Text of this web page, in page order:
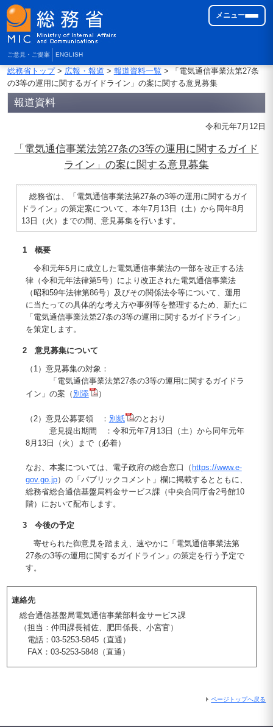
ご意見・ご提案 ENGLISH
メニュー
総務省トップ> 広報・報道 > 報道資料一覧> 「電気通信事業法第27条
の3等の運用に関するガイドライン」の案に関する意見募集
報道資料
令和元年7月12日
「電気通信事業法第27条の3等の運用に関するガイド
ライン」の案に関する意見募集
総務省は、「電気通信事業法第27条の3等の運用に関するガイ
ドライン」の策定案について、本年7月13日（土）から同年8月
13日（火）までの間、意見募集を行います。
1 概要
令和元年5月に成立した電気通信事業法の一部を改正する法
律（令和元年法律第5号）により改正された電気通信事業法
（昭和59年法律第86号）及びその関係法令等について、運用
に当たっての具体的な考え方や事例等を整理するため、新たに
「電気通信事業法第27条の3等の運用に関するガイドライン」
を策定します。
2 意見募集について
（1）意見募集の対象：
「電気通信事業法第27条の3等の運用に関するガイドラ
イン」の案（ 別添 ）
（2）意見公募要領 ： 別紙
のとおり
意見提出期間 ：令和元年7月13日（土）から同年元年
8月13日（火）まで（必着）
なお、本案については、電子政府の総合窓口（ https://www.e-
gov.go.jp）の「パブリックコメント」欄に掲載するとともに、
総務省総合通信基盤局料金サービス課（中央合同庁舎2号館10
階）において配布します。
3 今後の予定
寄せられた御意見を踏まえ、速やかに「電気通信事業法第
27条の3等の運用に関するガイドライン」の策定を行う予定で
す。
連絡先
総合通信基盤局電気通信事業部料金サービス課
（担当：仲田課長補佐、肥田係長、小宮官）
電話：03-5253-5845（直通）
FAX：03-5253-5848（直通）
ページトップへ戻る